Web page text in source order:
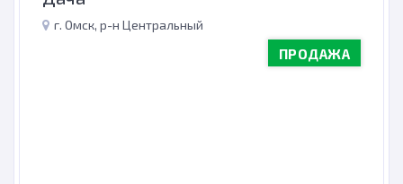
г. Омск, р-н Центральный
ПРОДАЖА